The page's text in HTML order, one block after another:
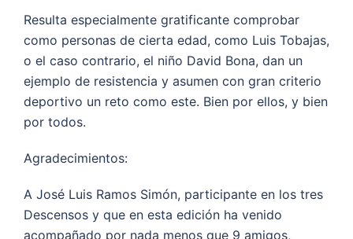
Resulta especialmente gratificante comprobar
como personas de cierta edad, como Luis Tobajas,
o el caso contrario, el niño David Bona, dan un
ejemplo de resistencia y asumen con gran criterio
deportivo un reto como este. Bien por ellos, y bien
por todos.
Agradecimientos:
A José Luis Ramos Simón, participante en los tres
Descensos y que en esta edición ha venido
acompañado por nada menos que 9 amigos,